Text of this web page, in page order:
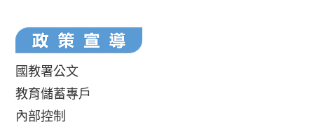
國教署公文
教育儲蓄專戶
內部控制